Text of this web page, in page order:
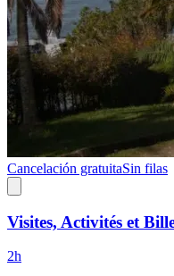
Cancelación gratuitaSin filas
Visites, Activités et
2h